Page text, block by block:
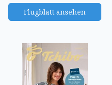
Flugblatt ansehen